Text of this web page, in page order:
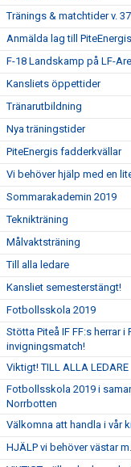
Tränings & matchtider v.
Anmälda lag till
F-18 Landskamp på LF-
Kansliets öppettider
Tränarutbildning
Nya träningstider
PiteEnergis fadderkvällar
Vi behöver hjälp med en
Sommarakademin 2019
Teknikträning
Målvaktsträning
Till alla ledare
Kansliet semesterstängt!
Fotbollsskola 2019
Stötta Piteå IF FF:s herrar i
invigningsmatch!
Viktigt! TILL ALLA LEDARE
Fotbollsskola 2019 i
Norrbotten
Välkomna att handla i vår
HJÄLP vi behöver västar